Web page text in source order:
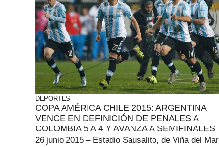
DEPORTES
COPA AMÉRICA CHILE 2015: ARGENTINA
VENCE EN DEFINICIÓN DE PENALES A
COLOMBIA 5 A 4 Y AVANZA A SEMIFINALES
26 junio 2015 – Estadio Sausalito, de Viña del